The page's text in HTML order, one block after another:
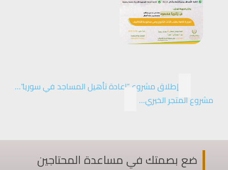
إطلاق مشروع “إعادة تأهيل المساجد في سوريا”…
مشروع المتجر الخيري…
ضع بصمتك في مساعدة المحتاجين